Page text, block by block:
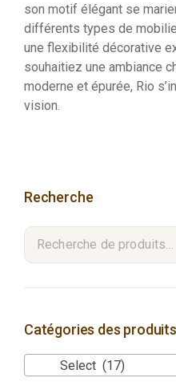
son motif élégant se
différents types de
une flexibilité décorative
souhaitiez une ambiance
moderne et épurée, Rio
vision.
Recherche
Catégories des produits
Select (17)